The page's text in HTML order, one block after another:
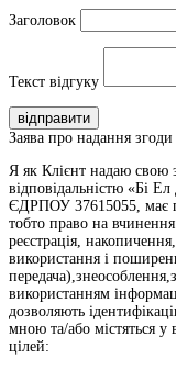
Заголовок
Текст відгуку
відправити
Заява про надання
Я як Клієнт надаю свою
відповідальністю «Бі
ЄДРПОУ 37615055, має
тобто право на
реєстрація,
використання і
використанням
дозволяють
мною та/або містяться у
цілей: